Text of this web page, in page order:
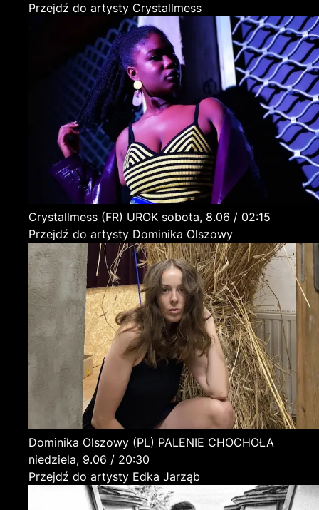
Przejdź do artysty Crystallmess
Crystallmess (FR) UROK
sobota, 8.06 / 02:15
Przejdź do artysty Dominika Olszowy
Dominika Olszowy (PL) PALENIE CHOCHOŁA
niedziela, 9.06 / 20:30
Przejdź do artysty Edka Jarząb